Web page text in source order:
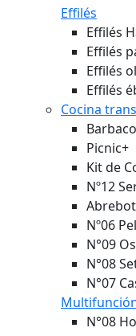
Effilés
Effilés
Effilés
Effilés
Effilés
Cocina
Picnic+
Kit de
Nº12
Nº06
N°09
N°08
N°07
N°08